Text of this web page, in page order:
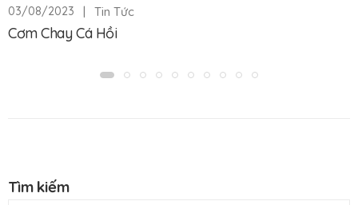
03/08/2023 | Tin Tức
Cơm Chay Cá Hồi
Tìm kiếm